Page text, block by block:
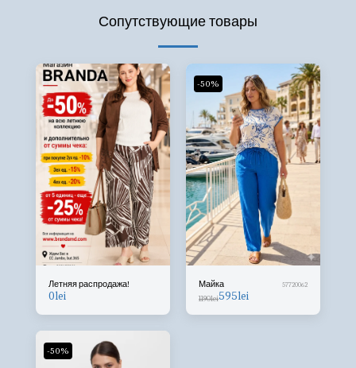
Сопутствующие товары
Летняя распродажа!
0lei
-50%
Майка 57720062
1190lei595lei
-50%